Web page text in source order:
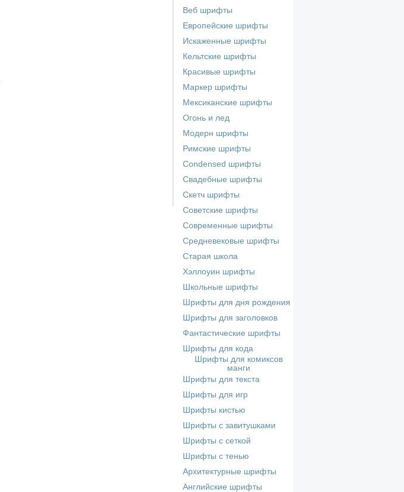
Веб шрифты
Европейские шрифты
Искаженные шрифты
Кельтские шрифты
Красивые шрифты
Маркер шрифты
Мексиканские шрифты
Огонь и лед
Модерн шрифты
Римские шрифты
Сondensed шрифты
Свадебные шрифты
Скетч шрифты
Советские шрифты
Современные шрифты
Средневековые шрифты
Старая школа
Хэллоуин шрифты
Школьные шрифты
Шрифты для дня рождения
Шрифты для заголовков
Фантастические шрифты
Шрифты для кода
Шрифты для комиксов
манги
Шрифты для текста
Шрифты для игр
Шрифты кистью
Шрифты с завитушками
Шрифты с сеткой
Шрифты с тенью
Архитектурные шрифты
Английские шрифты